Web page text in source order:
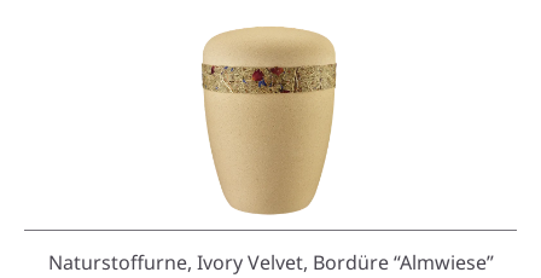
Naturstoffurne, Ivory Velvet, Bordüre “Almwiese”